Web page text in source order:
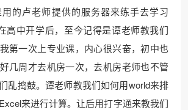
的卢老师提供的服务器来练手去学习
高中开学后，至今记得是谭老师教我们
第一次上专业课，内心很兴奋，初中也
几周才去机房一次，去机房老师也不管
乱捣鼓。谭老师教我们如何用world来排
来进行计算。让后用打字通来教我们